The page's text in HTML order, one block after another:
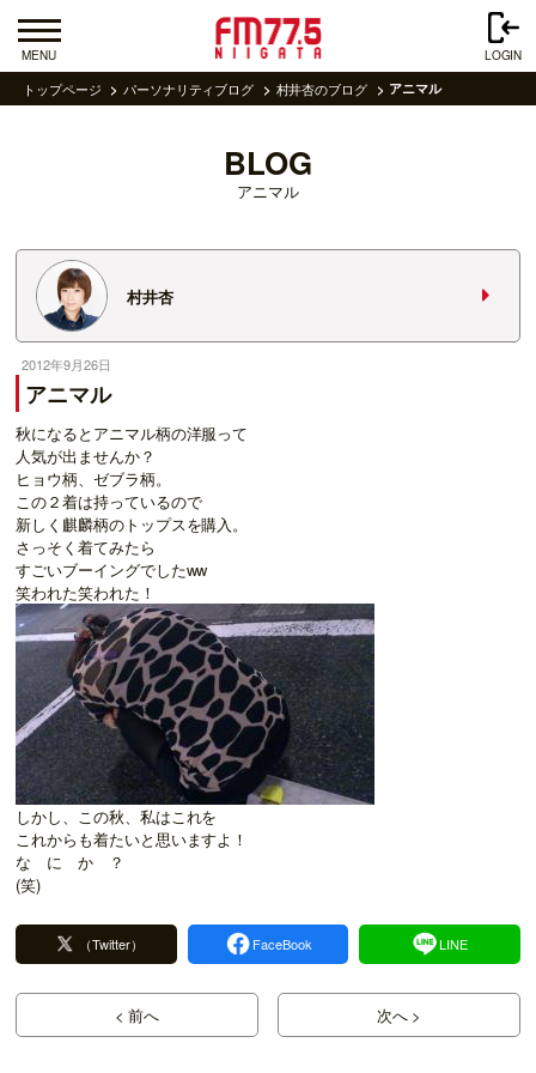
MENU LOGIN
トップページ パーソナリティブログ 村井杏のブログ アニマル
BLOG
アニマル
村井杏
2012年9月26日
アニマル
秋になるとアニマル柄の洋服って
人気が出ませんか？
ヒョウ柄、ゼブラ柄。
この２着は持っているので
新しく麒麟柄のトップスを購入。
さっそく着てみたら
すごいブーイングでしたww
笑われた笑われた！
しかし、この秋、私はこれを
これからも着たいと思いますよ！
な に か ？
(笑)
（Twitter） FaceBook LINE
< 前へ 次へ >